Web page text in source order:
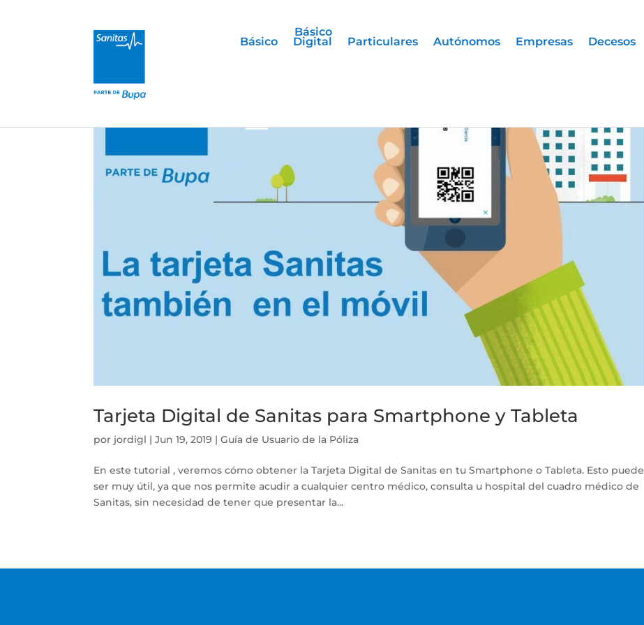
Básico
Básico
Digital Particulares Autónomos Empresas Decesos
Tarjeta Digital de Sanitas para Smartphone y Tableta
por jordigl |Jun 19, 2019 |Guía de Usuario de la Póliza
En este tutorial , veremos cómo obtener la Tarjeta Digital de Sanitas en tu Smartphone o Tableta. Esto puede
ser muy útil, ya que nos permite acudir a cualquier centro médico, consulta u hospital del cuadro médico de
Sanitas, sin necesidad de tener que presentar la...